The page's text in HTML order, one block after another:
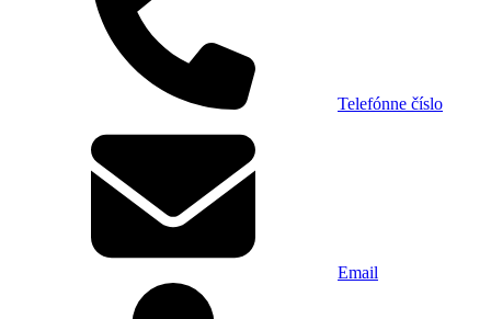
Telefónne číslo
Email